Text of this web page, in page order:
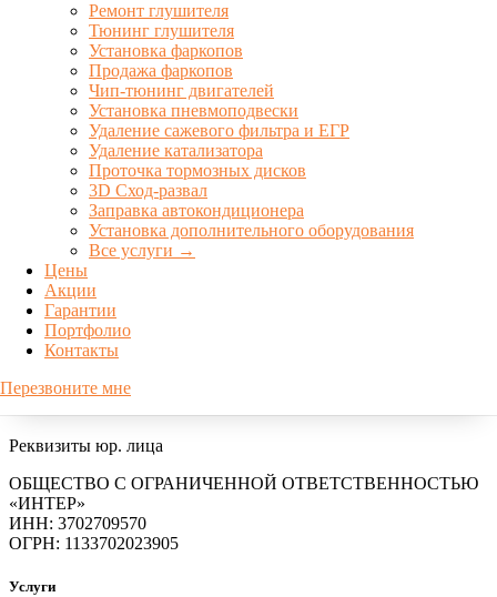
Ремонт глушителя
Тюнинг глушителя
Установка фаркопов
Продажа фаркопов
Чип-тюнинг двигателей
Установка пневмоподвески
Удаление сажевого фильтра и ЕГР
Удаление катализатора
Проточка тормозных дисков
3D Сход-развал
Заправка автокондиционера
Установка дополнительного оборудования
Все услуги →
Цены
Акции
Гарантии
Портфолио
Контакты
Перезвоните мне
Компания
Специализация
Сертификаты
Цены
Акции
Портфолио
Видео
Реквизиты юр. лица
ОБЩЕСТВО С ОГРАНИЧЕННОЙ ОТВЕТСТВЕННОСТЬЮ
«ИНТЕР»
ИНН: 3702709570
ОГРН: 1133702023905
Услуги